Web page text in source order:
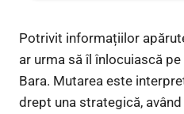
Potrivit informațiilor
ar urma să îl înlocuiască
Bara. Mutarea este
drept una strategică,